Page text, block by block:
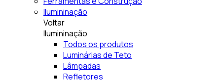
Ilumininação
Voltar
Ilumininação
Todos os produtos
Luminárias de Teto
Lâmpadas
Refletores